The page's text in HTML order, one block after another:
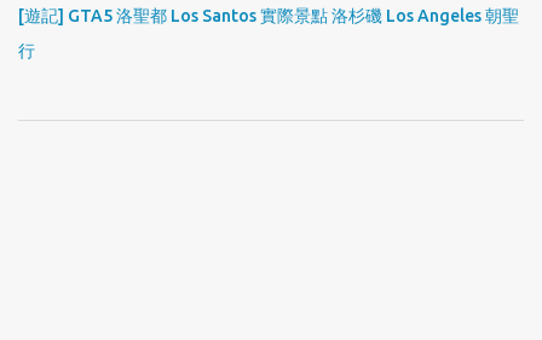
[遊記] GTA5 洛聖都 Los Santos 實際景點 洛杉磯 Los Angeles 朝聖
行